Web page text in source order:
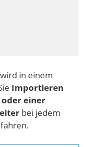
in einem
Importieren
einer
bei jedem